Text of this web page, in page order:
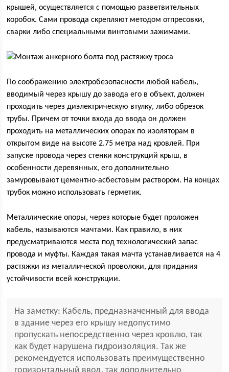
крышей, осуществляется с помощью разветвительных
коробок. Сами провода скрепляют методом отпресовки,
сварки либо специальными винтовыми зажимами.
По соображению электробезопасности любой кабель,
вводимый через крышу до завода его в объект, должен
проходить через диэлектрическую втулку, либо обрезок
трубы. Причем от точки входа до ввода он должен
проходить на металлических опорах по изоляторам в
открытом виде на высоте 2.75 метра над кровлей. При
запуске провода через стенки конструкций крыш, в
особенности деревянных, его дополнительно
замуровывают цементно-асбестовым раствором. На концах
трубок можно использовать герметик.
Металлические опоры, через которые будет проложен
кабель, называются мачтами. Как правило, в них
предусматриваются места под технологический запас
провода и муфты. Каждая такая мачта устанавливается на 4
растяжки из металлической проволоки, для придания
устойчивости всей конструкции.
На заметку: Кабель, предназначенный для ввода
в здание через его крышу недопустимо
пропускать непосредственно через кровлю, так
как будет нарушена гидроизоляция. Так же
рекомендуется использовать преимущественно